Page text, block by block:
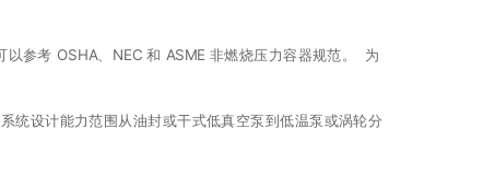
参考 OSHA、NEC 和 ASME 非燃烧压力容器规范。 为
统设计能力范围从油封或干式低真空泵到低温泵或涡轮分